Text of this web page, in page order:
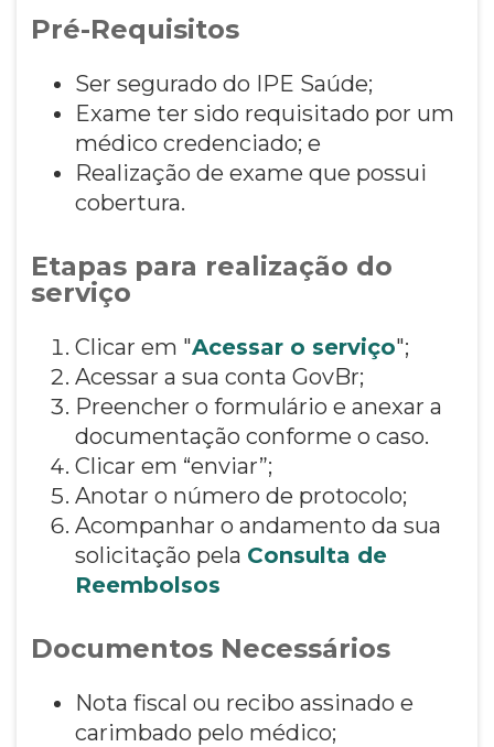
Pré-Requisitos
Ser segurado do IPE Saúde;
Exame ter sido requisitado por um
médico credenciado; e
Realização de exame que possui
cobertura.
Etapas para realização do
serviço
Clicar em "Acessar o serviço";
Acessar a sua conta GovBr;
Preencher o formulário e anexar a
documentação conforme o caso.
Clicar em “enviar”;
Anotar o número de protocolo;
Acompanhar o andamento da sua
solicitação pela Consulta de
Reembolsos
Documentos Necessários
Nota fiscal ou recibo assinado e
carimbado pelo médico;